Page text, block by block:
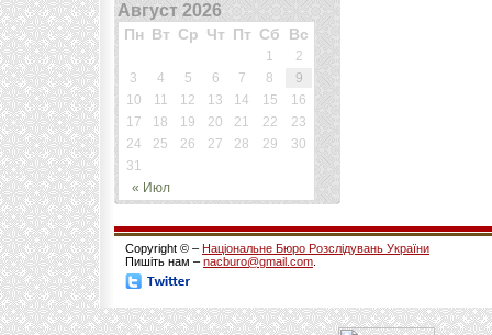
Август 2026
Пн Вт Ср Чт Пт Сб Вс
« Июл
1
2
3
4 5 6 7 8
9
10
11 12 13 14 15
16
17
18 19 20 21 22
23
24
25 26 27 28 29
30
31
Copyright © – Національне Бюро Розслідувань України
Пишіть нам – nacburo@gmail.com